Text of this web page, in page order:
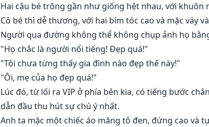
Hai cậu bé trông gần như giống hệt nhau, với khuôn
Cô bé thì dễ thương, với hai bím tóc cao và mặc váy
Người qua đường không thể không chụp ảnh họ
"Họ chắc là người nổi tiếng! Đẹp quá!"
"Tôi chưa từng thấy gia đình nào đẹp thế này!"
"Ôi, mẹ của họ đẹp quá!"
Lúc đó, từ lối ra VIP ở phía bên kia, có tiếng bước
dẫn đầu thu hút sự chú ý nhất.
Anh ta mặc một chiếc áo măng tô đen, đứng cao và